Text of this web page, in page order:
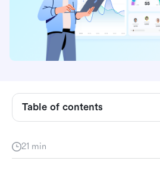
21 min
Table of contents
¿Qué es un embudo de ventas?